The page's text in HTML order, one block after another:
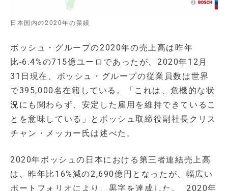
日本国内の2020年の業績
ボッシュ・グループの2020年の売上高は昨年
比-6.4%の715億ユーロであったが、2020年12月
31日現在、ボッシュ・グループの従業員数は世界
で395,000名在籍している。「これは、危機的な状
況にも関わらず、安定した雇用を維持できているこ
とを意味している」とボッシュ取締役副社長クリス
チャン・メッカー氏は述べた。
2020年ボッシュの日本における第三者連結売上高
は、昨年比16%減の2,690億円となったが、幅広い
ポートフォリオにより、黒字を達成した。 2020年